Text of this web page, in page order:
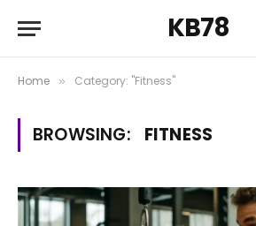
KB78
Home » Category: "Fitness"
BROWSING: FITNESS